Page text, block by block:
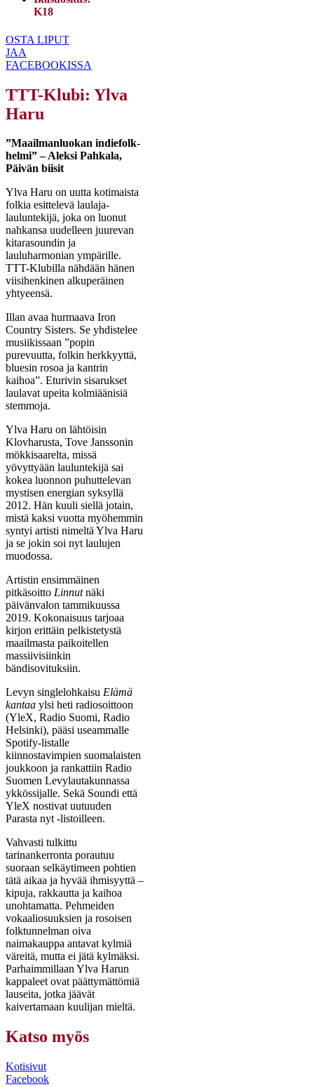
K18
OSTA LIPUT
JAA
FACEBOOKISSA
TTT-Klubi: Ylva
Haru
”Maailmanluokan indiefolk-
helmi” – Aleksi Pahkala,
Päivän biisit
Ylva Haru on uutta kotimaista
folkia esittelevä laulaja-
lauluntekijä, joka on luonut
nahkansa uudelleen juurevan
kitarasoundin ja
lauluharmonian ympärille.
TTT-Klubilla nähdään hänen
viisihenkinen alkuperäinen
yhtyeensä.
Illan avaa hurmaava Iron
Country Sisters. Se yhdistelee
musiikissaan ”popin
purevuutta, folkin herkkyyttä,
bluesin rosoa ja kantrin
kaihoa”. Eturivin sisarukset
laulavat upeita kolmiäänisiä
stemmoja.
Ylva Haru on lähtöisin
Klovharusta, Tove Janssonin
mökkisaarelta, missä
yövyttyään lauluntekijä sai
kokea luonnon puhuttelevan
mystisen energian syksyllä
2012. Hän kuuli siellä jotain,
mistä kaksi vuotta myöhemmin
syntyi artisti nimeltä Ylva Haru
ja se jokin soi nyt laulujen
muodossa.
Artistin ensimmäinen
pitkäsoitto Linnutnäki
päivänvalon tammikuussa
2019. Kokonaisuus tarjoaa
kirjon erittäin pelkistetystä
maailmasta paikoitellen
massiivisiinkin
bändisovituksiin.
Levyn singlelohkaisu Elämä
kantaa ylsi heti radiosoittoon
(YleX, Radio Suomi, Radio
Helsinki), pääsi useammalle
Spotify-listalle
kiinnostavimpien suomalaisten
joukkoon ja rankattiin Radio
Suomen Levylautakunnassa
ykkössijalle. Sekä Soundi että
YleX nostivat uutuuden
Parasta nyt -listoilleen.
Vahvasti tulkittu
tarinankerronta porautuu
suoraan selkäytimeen pohtien
tätä aikaa ja hyvää ihmisyyttä –
kipuja, rakkautta ja kaihoa
unohtamatta. Pehmeiden
vokaaliosuuksien ja rosoisen
folktunnelman oiva
naimakauppa antavat kylmiä
väreitä, mutta ei jätä kylmäksi.
Parhaimmillaan Ylva Harun
kappaleet ovat päättymättömiä
lauseita, jotka jäävät
kaivertamaan kuulijan mieltä.
Katso myös
Kotisivut
Facebook